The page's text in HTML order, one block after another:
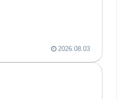
2026.08.03